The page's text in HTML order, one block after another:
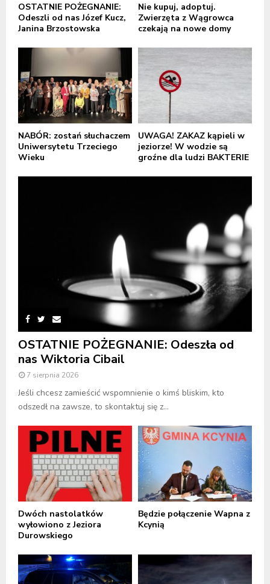
OSTATNIE POŻEGNANIE:
Odeszli od nas Józef Kucz,
Janina Brzostowska
Nie kupuj, adoptuj.
Zwierzęta z Wągrowca
czekają na nowe domy
NABÓR: zostań słuchaczem
Uniwersytetu Trzeciego
Wieku
UWAGA! ZAKAZ kąpieli w
jeziorze! W wodzie są
groźne dla ludzi BAKTERIE
OSTATNIE POŻEGNANIE: Odeszła od
nas Wiktoria Cibail
7 sierpnia 2026
Jeśli chcesz zamieścić wspomnienie o kimś bliskim, kto
odszedł na zawsze, to skontaktuj się z...
Dwóch nastolatków
wyłowiono z Jeziora
Durowskiego
Będzie połączenie Wapna z
Kcynią